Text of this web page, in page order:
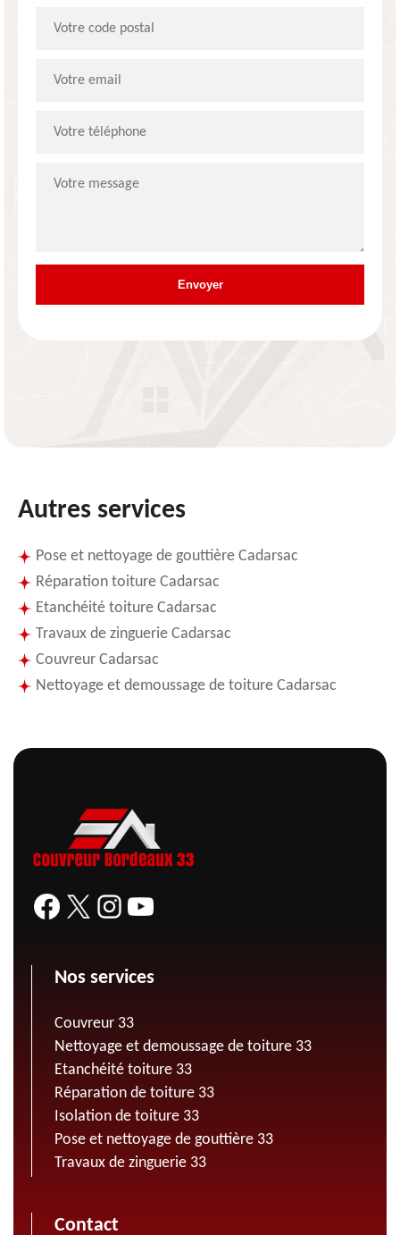
Autres services
Pose et nettoyage de gouttière Cadarsac
Réparation toiture Cadarsac
Etanchéité toiture Cadarsac
Travaux de zinguerie Cadarsac
Couvreur Cadarsac
Nettoyage et demoussage de toiture Cadarsac
Nos services
Couvreur 33
Nettoyage et demoussage de toiture 33
Etanchéité toiture 33
Réparation de toiture 33
Isolation de toiture 33
Pose et nettoyage de gouttière 33
Travaux de zinguerie 33
Contact